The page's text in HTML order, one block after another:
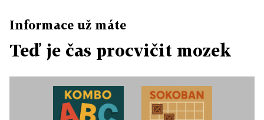
Informace už máte
Teď je čas procvičit mozek